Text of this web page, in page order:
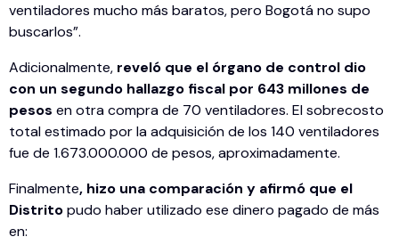
ventiladores mucho más baratos, pero Bogotá no supo
buscarlos”.
Adicionalmente, reveló que el órgano de control dio
con un segundo hallazgo fiscal por 643 millones de
pesos en otra compra de 70 ventiladores. El sobrecosto
total estimado por la adquisición de los 140 ventiladores
fue de 1.673.000.000 de pesos, aproximadamente.
Finalmente, hizo una comparación y afirmó que el
Distritopudo haber utilizado ese dinero pagado de más
en: